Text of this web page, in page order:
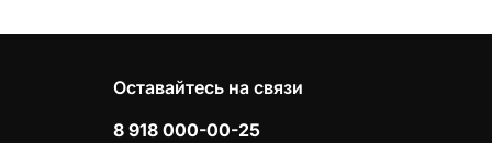
Оставайтесь на связи
8 918 000-00-25